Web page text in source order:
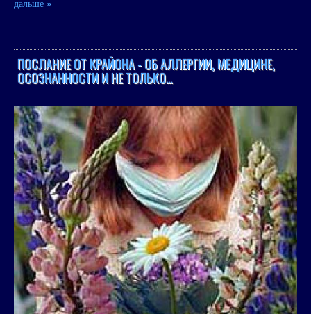
дальше »
ПОСЛАНИЕ ОТ КРАЙОНА - ОБ АЛЛЕРГИИ, МЕДИЦИНЕ,
ОСОЗНАННОСТИ И НЕ ТОЛЬКО…